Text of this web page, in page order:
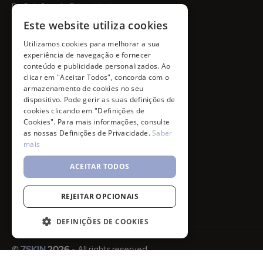
Definições de Privacidade
©7SKIN2026- All rights reserved.
Este website utiliza cookies
Utilizamos cookies para melhorar a sua
experiência de navegação e fornecer
conteúdo e publicidade personalizados. Ao
clicar em "Aceitar Todos", concorda com o
armazenamento de cookies no seu
dispositivo. Pode gerir as suas definições de
cookies clicando em "Definições de
Cookies". Para mais informações, consulte
as nossas Definições de Privacidade.Saber
mais
ACEITAR TODOS
REJEITAR OPCIONAIS
DEFINIÇÕES DE COOKIES